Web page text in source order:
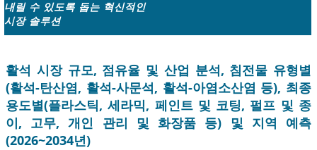
내릴 수 있도록 돕는 혁신적인
시장 솔루션
활석 시장 규모, 점유율 및 산업 분석, 침전물 유형별
(활석-탄산염, 활석-사문석, 활석-아염소산염 등), 최종
용도별(플라스틱, 세라믹, 페인트 및 코팅, 펄프 및 종
이, 고무, 개인 관리 및 화장품 등) 및 지역 예측
(2026~2034년)